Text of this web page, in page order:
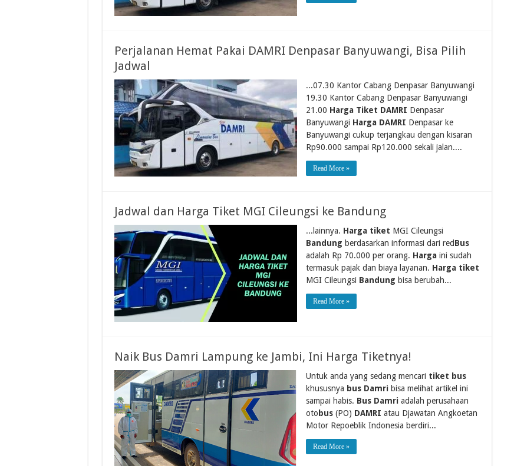
Perjalanan Hemat Pakai DAMRI Denpasar Banyuwangi, Bisa Pilih
Jadwal
...07.30 Kantor Cabang Denpasar Banyuwangi
19.30 Kantor Cabang Denpasar Banyuwangi
21.00 Harga Tiket DAMRI Denpasar
Banyuwangi Harga DAMRI Denpasar ke
Banyuwangi cukup terjangkau dengan kisaran
Rp90.000 sampai Rp120.000 sekali jalan....
Read More »
Jadwal dan Harga Tiket MGI Cileungsi ke Bandung
...lainnya. Harga tiket MGI Cileungsi
Bandung berdasarkan informasi dari redBus
adalah Rp 70.000 per orang. Hargaini sudah
termasuk pajak dan biaya layanan. Harga tiket
MGI Cileungsi Bandung bisa berubah...
Read More »
Naik Bus Damri Lampung ke Jambi, Ini Harga Tiketnya!
Untuk anda yang sedang mencari tiket bus
khususnya bus Damribisa melihat artikel ini
sampai habis. Bus Damriadalah perusahaan
oto bus(PO) DAMRI atau Djawatan Angkoetan
Motor Repoeblik Indonesia berdiri...
Read More »